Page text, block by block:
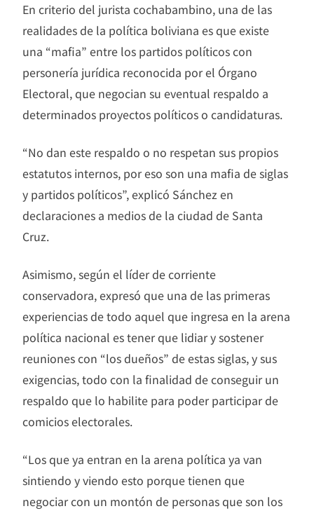
En criterio del jurista cochabambino, una de las
realidades de la política boliviana es que existe
una “mafia” entre los partidos políticos con
personería jurídica reconocida por el Órgano
Electoral, que negocian su eventual respaldo a
determinados proyectos políticos o candidaturas.
“No dan este respaldo o no respetan sus propios
estatutos internos, por eso son una mafia de siglas
y partidos políticos”, explicó Sánchez en
declaraciones a medios de la ciudad de Santa
Cruz.
Asimismo, según el líder de corriente
conservadora, expresó que una de las primeras
experiencias de todo aquel que ingresa en la arena
política nacional es tener que lidiar y sostener
reuniones con “los dueños” de estas siglas, y sus
exigencias, todo con la finalidad de conseguir un
respaldo que lo habilite para poder participar de
comicios electorales.
“Los que ya entran en la arena política ya van
sintiendo y viendo esto porque tienen que
negociar con un montón de personas que son los